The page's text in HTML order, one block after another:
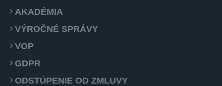
AKADÉMIA
VÝROČNÉ SPRÁVY
VOP
GDPR
ODSTÚPENIE OD ZMLUVY